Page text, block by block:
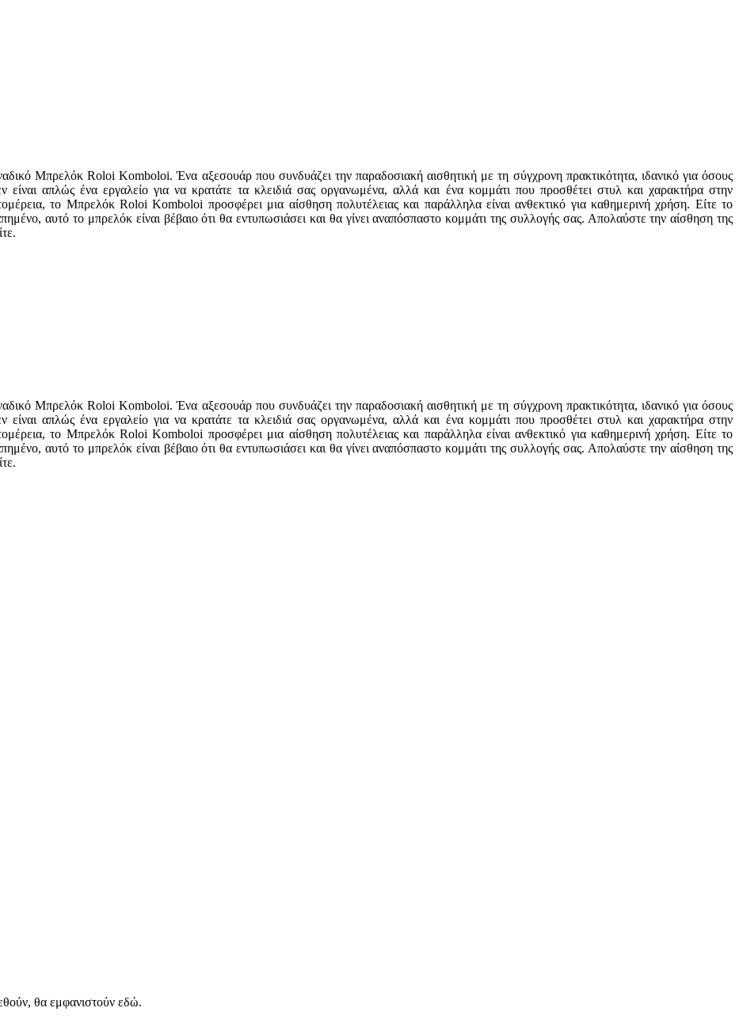
Μπρελόκ Roloi Komboloi. Ένα αξεσουάρ που συνδυάζει την παραδοσιακή αισθητική με τη σύγχρονη πρακτικότητα, ιδανικό για όσους
απλώς ένα εργαλείο για να κρατάτε τα κλειδιά σας οργανωμένα, αλλά και ένα κομμάτι που προσθέτει στυλ και χαρακτήρα στην
το Μπρελόκ Roloi Komboloi προσφέρει μια αίσθηση πολυτέλειας και παράλληλα είναι ανθεκτικό για καθημερινή χρήση. Είτε το
αυτό το μπρελόκ είναι βέβαιο ότι θα εντυπωσιάσει και θα γίνει αναπόσπαστο κομμάτι της συλλογής σας. Απολαύστε την αίσθηση της
Μπρελόκ Roloi Komboloi. Ένα αξεσουάρ που συνδυάζει την παραδοσιακή αισθητική με τη σύγχρονη πρακτικότητα, ιδανικό για όσους
απλώς ένα εργαλείο για να κρατάτε τα κλειδιά σας οργανωμένα, αλλά και ένα κομμάτι που προσθέτει στυλ και χαρακτήρα στην
το Μπρελόκ Roloi Komboloi προσφέρει μια αίσθηση πολυτέλειας και παράλληλα είναι ανθεκτικό για καθημερινή χρήση. Είτε το
αυτό το μπρελόκ είναι βέβαιο ότι θα εντυπωσιάσει και θα γίνει αναπόσπαστο κομμάτι της συλλογής σας. Απολαύστε την αίσθηση της
θα εμφανιστούν εδώ.